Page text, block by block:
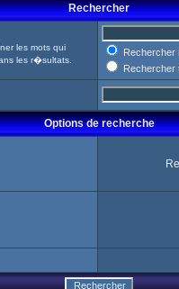
Rechercher
les mots qui
les r�sultats.
Rechercher
Rechercher
Options de recherche